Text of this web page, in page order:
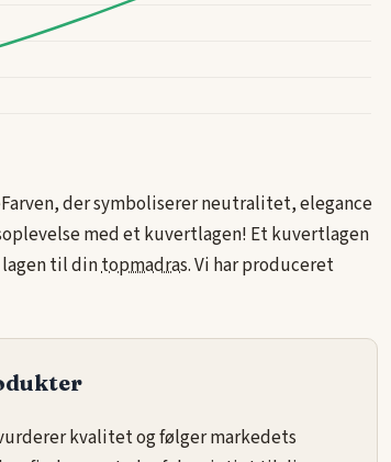
der symboliserer neutralitet, elegance
med et kuvertlagen! Et kuvertlagen
til dintopmadras. Vi har produceret
kvalitet og følger markedets